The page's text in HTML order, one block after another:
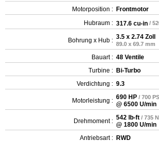
Motorposition : Frontmotor
Hubraum : 317.6 cu-in /
Bohrung x Hub : 3.5 x 2.74 Zoll
89.0 x 69.7 mm
Bauart : 48 Ventile
Turbine : Bi-Turbo
Verdichtung : 9.3
Motorleistung : 690 HP / 700
@ 6500 U/min
Drehmoment : 542 lb-ft / 735
@ 1800 U/min
Antriebsart : RWD